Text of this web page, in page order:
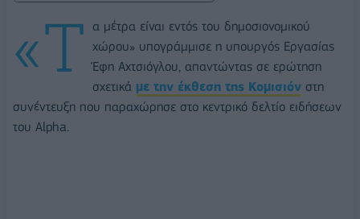
«Τ
α μέτρα είναι εντός του δημοσιονομικού
χώρου» υπογράμμισε η υπουργός Εργασίας
Έφη Αχτσιόγλου, απαντώντας σε ερώτηση
σχετικά με την έκθεση της Κομισιόν στη
συνέντευξη που παραχώρησε στο κεντρικό δελτίο ειδήσεων
του Alpha.